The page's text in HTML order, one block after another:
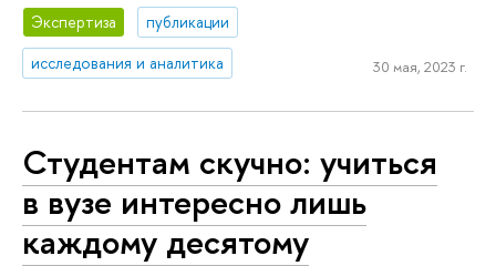
Экспертиза
публикации
исследования и аналитика
30 мая, 2023 г.
Студентам скучно: учиться
в вузе интересно лишь
каждому десятому